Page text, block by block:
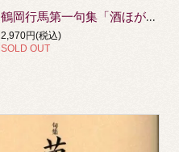
鶴岡行馬第一句集「酒ほがひ」
2,970円(税込)
SOLD OUT